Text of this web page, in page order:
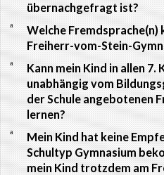
übernachgefragt ist?
a
Welche Fremdsprache(n)
Freiherr-vom-Stein-
a
Kann mein Kind in allen 7.
unabhängig vom
der Schule angebotenen
lernen?
a
Mein Kind hat keine
Schultyp Gymnasium
mein Kind trotzdem am